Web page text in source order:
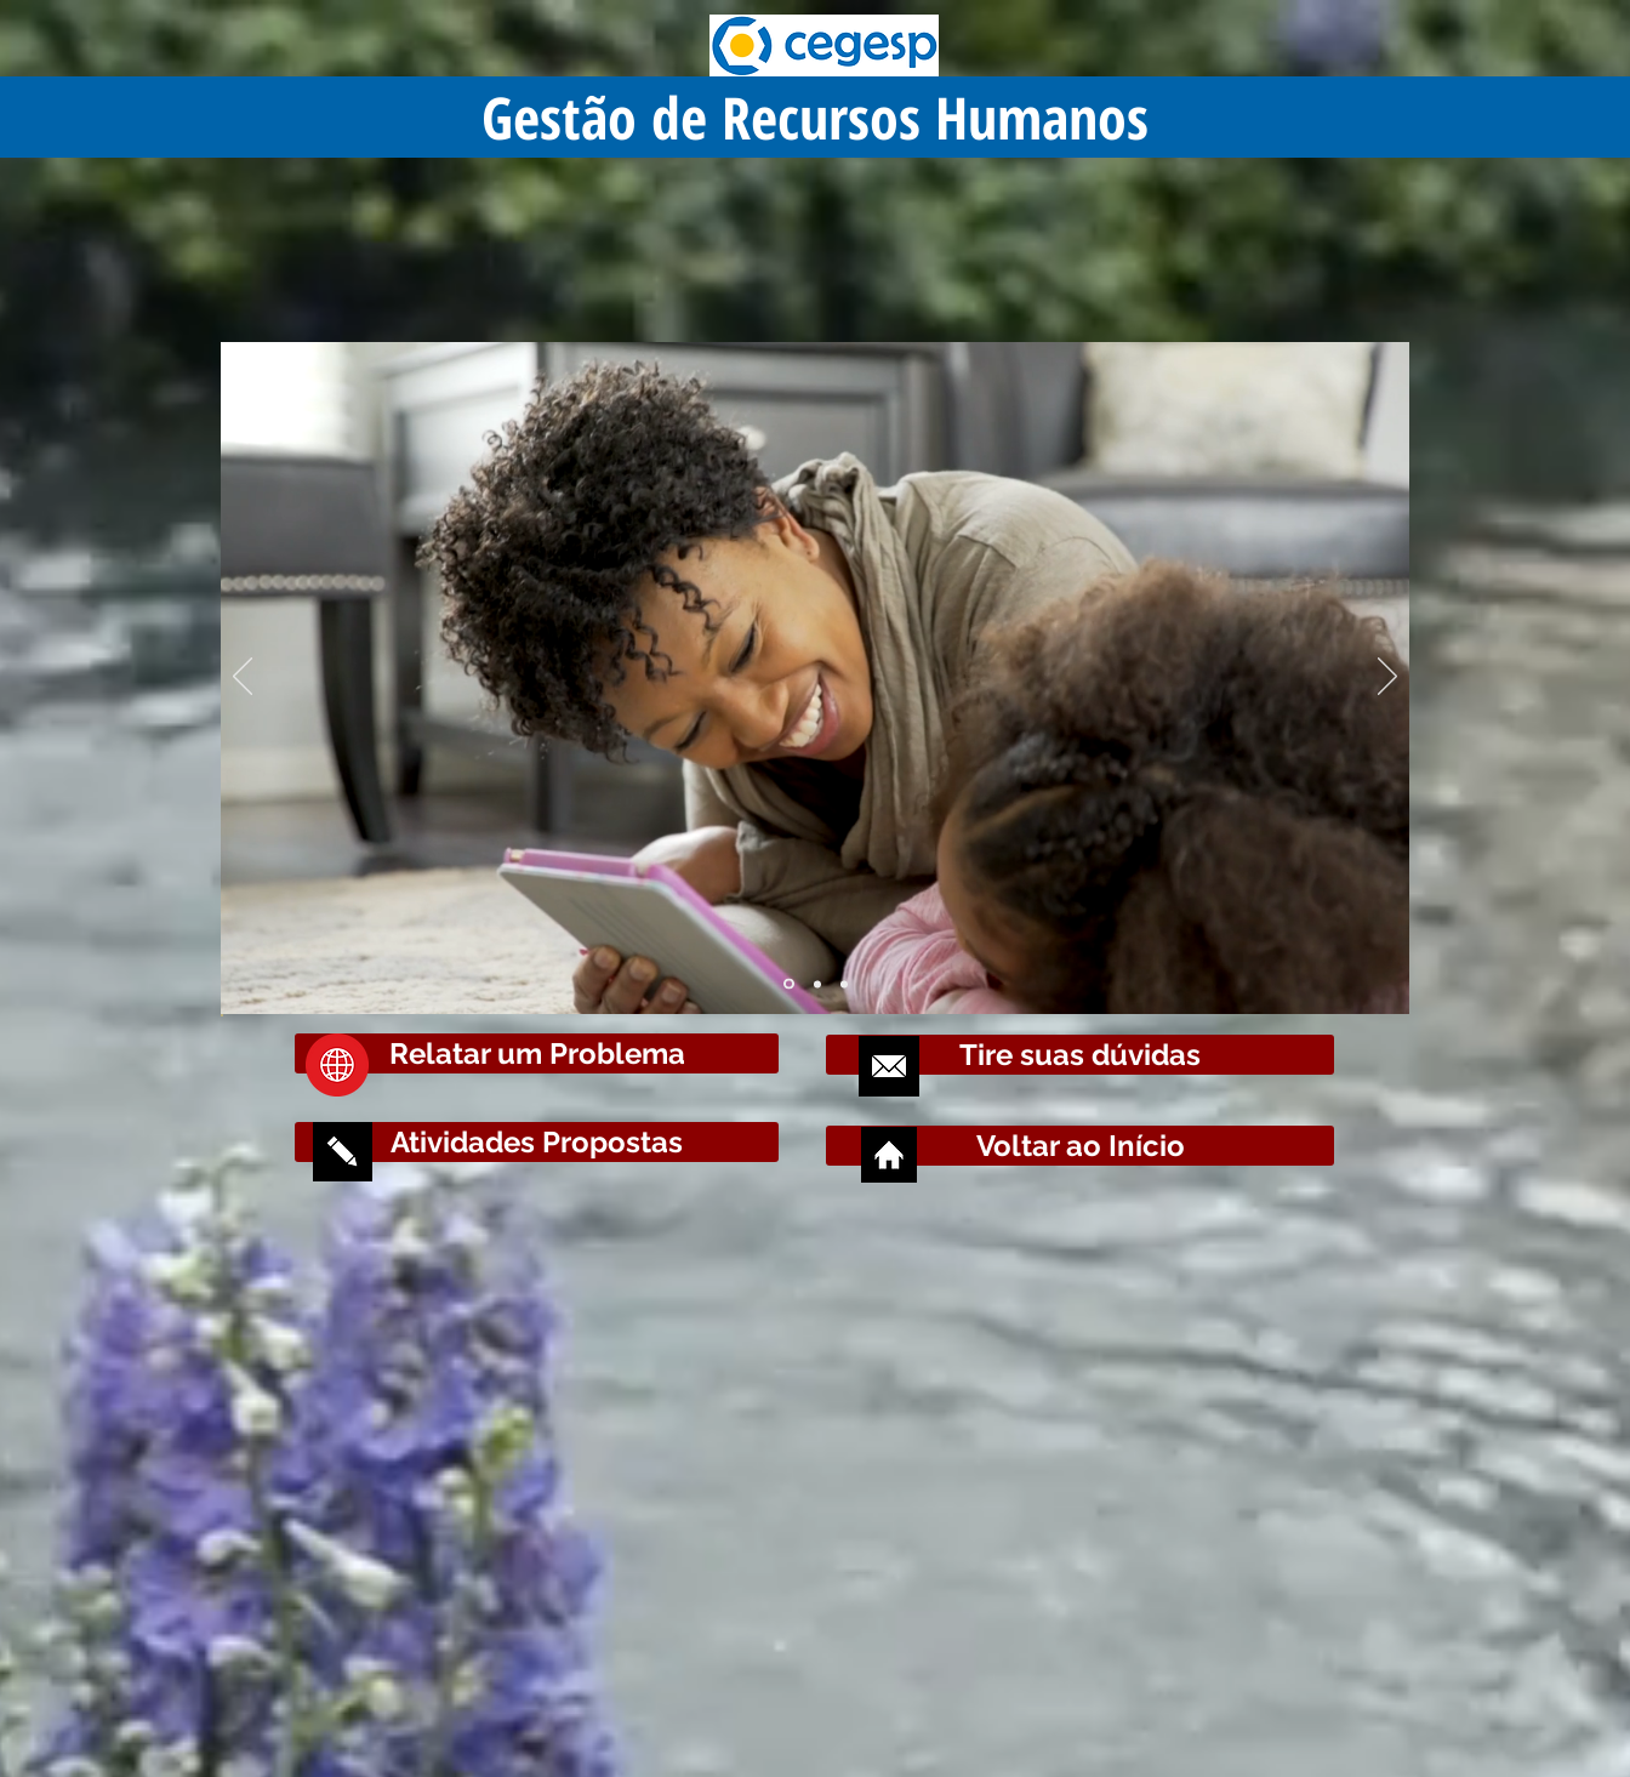
Gestão de Recursos Humanos
Gestão de Recursos Humanos
Caro(a) cursista,
Nesta aula veremos a gestão de conflitos, que é inerente a iteração
entre duas ou mais pessoas, tanto no trabalho quanto na vida
pessoal e familiar.
Relatar um Problema
Atividades Propostas
Tire suas dúvidas
Voltar ao Início
1. GESTÃO DE CONFLITOS
o que são
os conflitos
Infelizmente não há uma única definição clara sobre o assunto. Tampouco existe um
único modelo de como os conflitos ocorrem ou quais os seus tipos. Abordaremos aqui os
mais importantes, mas busque ter uma compreensão mais ampla, pois a questão pode
pedir alguma coisa específica de um determinado autor. Se isso acontecer, busque
adaptar o que você viu aqui ao que for pedido pela questão.